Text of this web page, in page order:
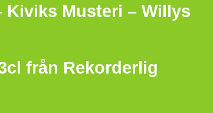
Kiviks Musteri – Willys
från Rekorderlig